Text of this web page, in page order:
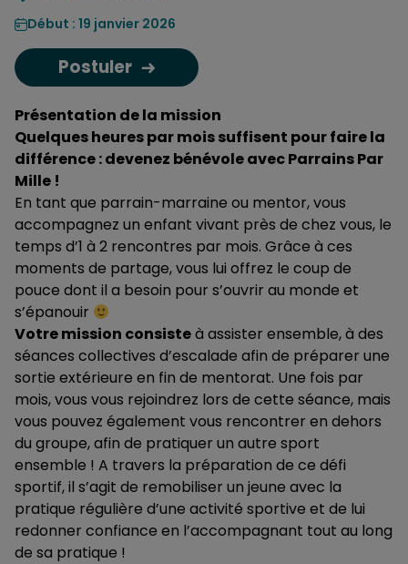
Début : 19 janvier 2026
Postuler
Présentation de la mission
Quelques heures par mois suffisent pour faire la
différence : devenez bénévole avec Parrains Par
Mille !
En tant que parrain-marraine ou mentor, vous
accompagnez un enfant vivant près de chez vous, le
temps d’1 à 2 rencontres par mois. Grâce à ces
moments de partage, vous lui offrez le coup de
pouce dont il a besoin pour s’ouvrir au monde et
s’épanouir
Votre mission consisteà assister ensemble, à des
séances collectives d’escalade afin de préparer une
sortie extérieure en fin de mentorat. Une fois par
mois, vous vous rejoindrez lors de cette séance, mais
vous pouvez également vous rencontrer en dehors
du groupe, afin de pratiquer un autre sport
ensemble ! A travers la préparation de ce défi
sportif, il s’agit de remobiliser un jeune avec la
pratique régulière d’une activité sportive et de lui
redonner confiance en l’accompagnant tout au long
de sa pratique !